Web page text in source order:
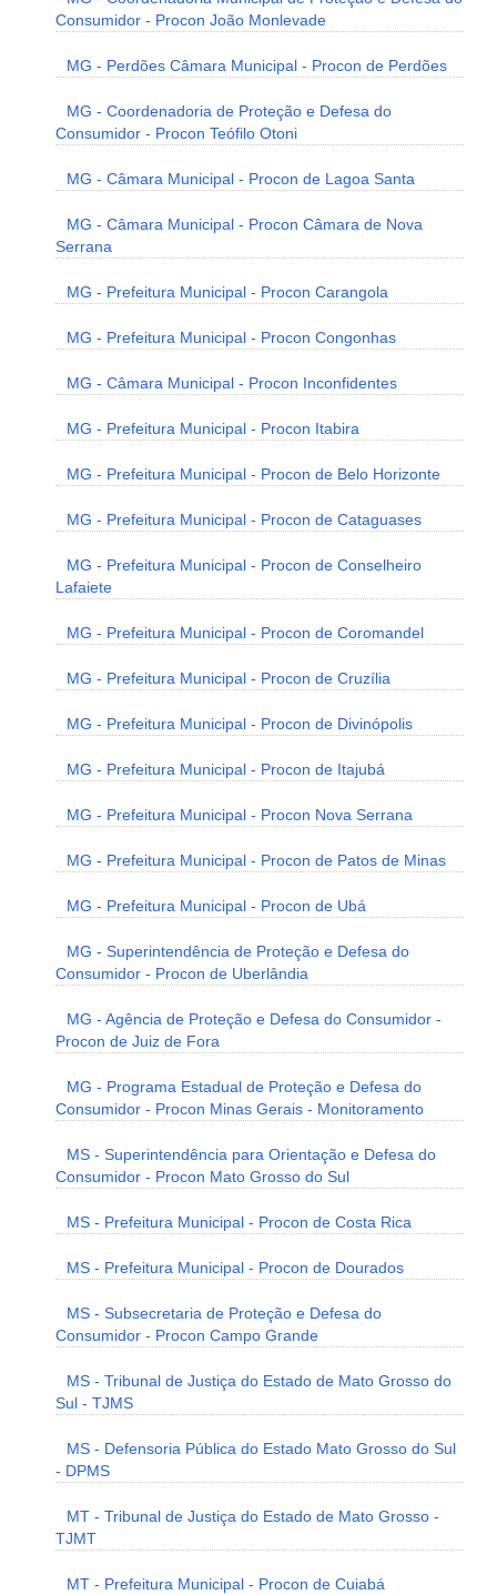
Consumidor - Procon João Monlevade
MG - Perdões Câmara Municipal - Procon de Perdões
MG - Coordenadoria de Proteção e Defesa do
Consumidor - Procon Teófilo Otoni
MG - Câmara Municipal - Procon de Lagoa Santa
MG - Câmara Municipal - Procon Câmara de Nova
Serrana
MG - Prefeitura Municipal - Procon Carangola
MG - Prefeitura Municipal - Procon Congonhas
MG - Câmara Municipal - Procon Inconfidentes
MG - Prefeitura Municipal - Procon Itabira
MG - Prefeitura Municipal - Procon de Belo Horizonte
MG - Prefeitura Municipal - Procon de Cataguases
MG - Prefeitura Municipal - Procon de Conselheiro
Lafaiete
MG - Prefeitura Municipal - Procon de Coromandel
MG - Prefeitura Municipal - Procon de Cruzília
MG - Prefeitura Municipal - Procon de Divinópolis
MG - Prefeitura Municipal - Procon de Itajubá
MG - Prefeitura Municipal - Procon Nova Serrana
MG - Prefeitura Municipal - Procon de Patos de Minas
MG - Prefeitura Municipal - Procon de Ubá
MG - Superintendência de Proteção e Defesa do
Consumidor - Procon de Uberlândia
MG - Agência de Proteção e Defesa do Consumidor -
Procon de Juiz de Fora
MG - Programa Estadual de Proteção e Defesa do
Consumidor - Procon Minas Gerais - Monitoramento
MS - Superintendência para Orientação e Defesa do
Consumidor - Procon Mato Grosso do Sul
MS - Prefeitura Municipal - Procon de Costa Rica
MS - Prefeitura Municipal - Procon de Dourados
MS - Subsecretaria de Proteção e Defesa do
Consumidor - Procon Campo Grande
MS - Tribunal de Justiça do Estado de Mato Grosso do
Sul - TJMS
MS - Defensoria Pública do Estado Mato Grosso do Sul
- DPMS
MT - Tribunal de Justiça do Estado de Mato Grosso -
TJMT
MT - Prefeitura Municipal - Procon de Cuiabá